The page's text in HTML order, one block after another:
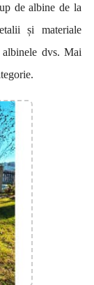
de albine de la
și materiale
dvs. Mai